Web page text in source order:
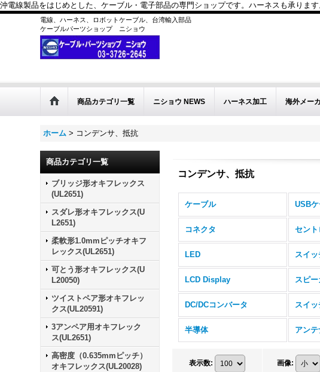
沖電線製品をはじめとした、ケーブル・電子部品の専門ショップです。ハーネスも承りま
電線、ハーネス、ロボットケーブル、台湾輸入部品
ケーブルパーツショップ ニショウ
商品カテゴリ一覧 ニショウ NEWS ハーネス加工 海外メー
ホーム > コンデンサ、抵抗
商品カテゴリ一覧
ブリッジ形オキフレックス
(UL2651)
スダレ形オキフレックス(U
L2651)
柔軟形1.0mmピッチオキフ
レックス(UL2651)
可とう形オキフレックス(U
L20050)
ツイストペア形オキフレッ
クス(UL20591)
3アンペア用オキフレック
ス(UL2651)
高密度（0.635mmピッチ）
オキフレックス(UL20028)
コンデンサ、抵抗
ケーブル USB
コネクタ セント
LED スイッ
LCD Display
DC/DCコンバータ
半導体 アンテ
表示数: 画像: